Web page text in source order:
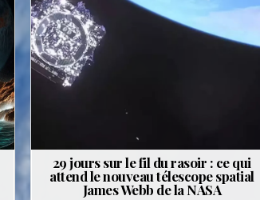
Posted
29 jours sur le fil du rasoir : ce qui
attend le nouveau télescope spatial
James Webb de la NASA